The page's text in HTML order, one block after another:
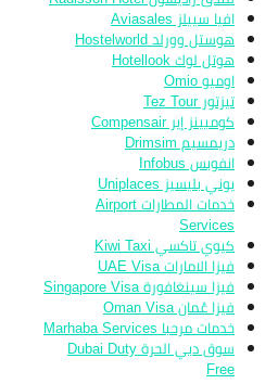
افيا سييلز Aviasales
هوستل وورلد Hostelworld
هوتل لوك Hotellook
اوميو Omio
تيزتور Tez Tour
كومبينز إير Compensair
دريمسيم Drimsim
انفوبس Infobus
يوني بليسيز Uniplaces
خدمات المطارات Airport
Services
كيوي تاكسي Kiwi Taxi
فيزا الامارات UAE Visa
فيزا سينغافورة Singapore Visa
فيزا عُمان Oman Visa
خدمات مرحبا Marhaba Services
سوق دبي الحرة Dubai Duty
Free